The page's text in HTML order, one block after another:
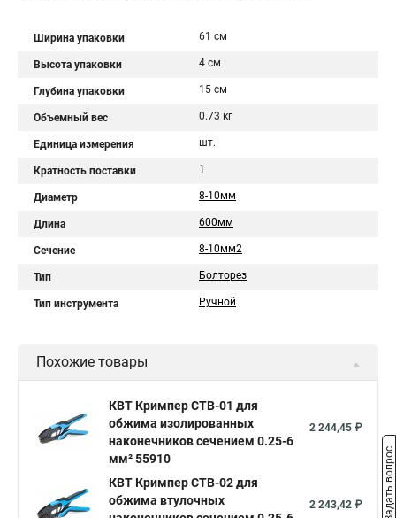
Ширина упаковки 61 см
Высота упаковки 4 см
Глубина упаковки 15 см
Объемный вес 0.73 кг
Единица измерения шт.
Кратность поставки 1
Диаметр 8-10мм
Длина 600мм
Сечение 8-10мм2
Тип Болторез
Тип инструмента Ручной
Похожие товары
КВТ Кримпер CTB-01 для
обжима изолированных
наконечников сечением 0.25-6
мм² 55910
2 244,45 ₽
КВТ Кримпер CTB-02 для
обжима втулочных
2 243,42 ₽ Задать вопрос